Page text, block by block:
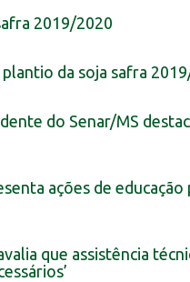
2019/2020
da soja safra
do Senar/MS
ações de
que assistência